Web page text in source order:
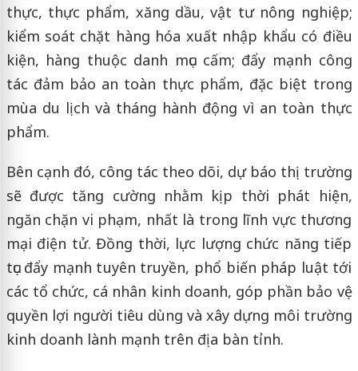
thực, thực phẩm, xăng dầu, vật tư nông nghiệp;
kiểm soát chặt hàng hóa xuất nhập khẩu có điều
kiện, hàng thuộc danh mục cấm; đẩy mạnh công
tác đảm bảo an toàn thực phẩm, đặc biệt trong
mùa du lịch và tháng hành động vì an toàn thực
phẩm.
Bên cạnh đó, công tác theo dõi, dự báo thị trường
sẽ được tăng cường nhằm kịp thời phát hiện,
ngăn chặn vi phạm, nhất là trong lĩnh vực thương
mại điện tử. Đồng thời, lực lượng chức năng tiếp
tục đẩy mạnh tuyên truyền, phổ biến pháp luật tới
các tổ chức, cá nhân kinh doanh, góp phần bảo vệ
quyền lợi người tiêu dùng và xây dựng môi trường
kinh doanh lành mạnh trên địa bàn tỉnh.